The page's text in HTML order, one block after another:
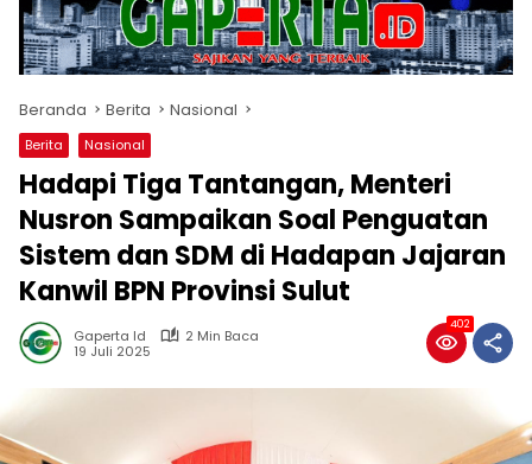
Beranda Berita Nasional
Berita Nasional
Hadapi Tiga Tantangan, Menteri
Nusron Sampaikan Soal Penguatan
Sistem dan SDM di Hadapan Jajaran
Kanwil BPN Provinsi Sulut
Gaperta Id
2 Min Baca
19 Juli 2025
402